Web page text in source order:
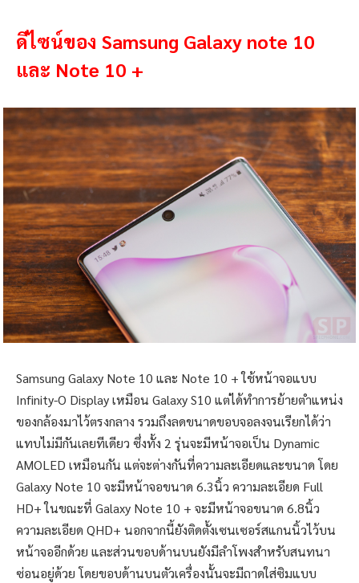
ดีไซน์ของ Samsung Galaxy note 10
และ Note 10 +
Samsung Galaxy Note 10 และ Note 10 + ใช้หน้าจอแบบ
Infinity-O Display เหมือน Galaxy S10 แต่ได้ทำการย้ายตำแหน่ง
ของกล้องมาไว้ตรงกลาง รวมถึงลดขนาดขอบจอลงจนเรียกได้ว่า
แทบไม่มีกันเลยทีเดียว ซึ่งทั้ง 2 รุ่นจะมีหน้าจอเป็น Dynamic
AMOLED เหมือนกัน แต่จะต่างกันที่ความละเอียดและขนาด โดย
Galaxy Note 10 จะมีหน้าจอขนาด 6.3นิ้ว ความละเอียด Full
HD+ ในขณะที่ Galaxy Note 10 + จะมีหน้าจอขนาด 6.8นิ้ว
ความละเอียด QHD+ นอกจากนี้ยังติดตั้งเซนเซอร์สแกนนิ้วไว้บน
หน้าจออีกด้วย และส่วนขอบด้านบนยังมีลำโพงสำหรับสนทนา
ซ่อนอยู่ด้วยโดยขอบด้านบนตัวเครื่องนั้นจะมีถาดใส่ซิมแบบ